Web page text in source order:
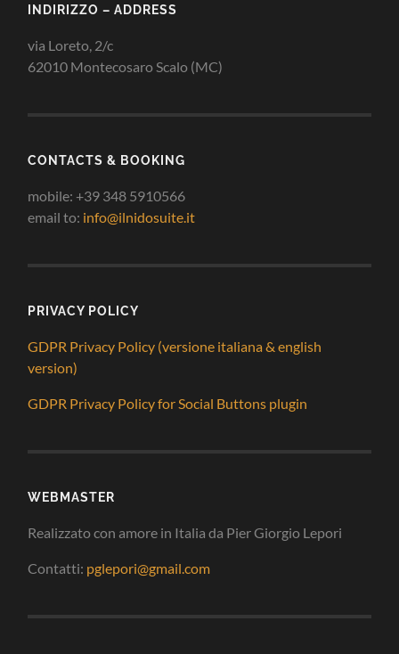
INDIRIZZO – ADDRESS
via Loreto, 2/c
62010 Montecosaro Scalo (MC)
CONTACTS & BOOKING
mobile: +39 348 5910566
email to: info@ilnidosuite.it
PRIVACY POLICY
GDPR Privacy Policy (versione italiana & english
version)
GDPR Privacy Policy for Social Buttons plugin
WEBMASTER
Realizzato con amore in Italia da Pier Giorgio Lepori
Contatti: pglepori@gmail.com